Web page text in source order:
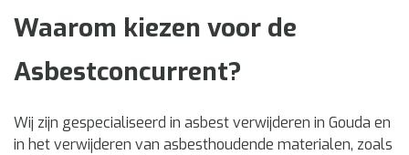
Waarom kiezen voor de
Asbestconcurrent?
Wij zijn gespecialiseerd in asbest verwijderen in Gouda en
in het verwijderen van asbesthoudende materialen, zoals